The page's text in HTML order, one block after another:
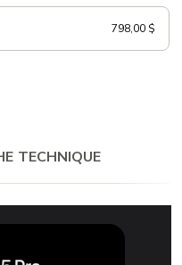
798,00 $
TECHNIQUE